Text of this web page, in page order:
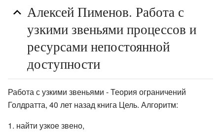
Алексей Пименов. Работа с
узкими звеньями процессов и
ресурсами непостоянной
доступности
Работа с узкими звеньями - Теория ограничений
Голдратта, 40 лет назад книга Цель. Алгоритм:
найти узкое звено,